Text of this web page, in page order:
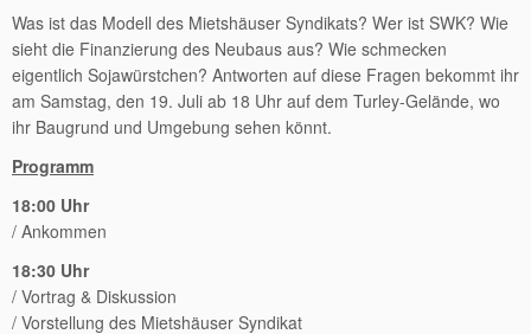
Was ist das Modell des Mietshäuser Syndikats? Wer ist SWK? Wie
sieht die Finanzierung des Neubaus aus? Wie schmecken
eigentlich Sojawürstchen? Antworten auf diese Fragen bekommt ihr
am Samstag, den 19. Juli ab 18 Uhr auf dem Turley-Gelände, wo
ihr Baugrund und Umgebung sehen könnt.
Programm
18:00 Uhr
/ Ankommen
18:30 Uhr
/ Vortrag & Diskussion
/ Vorstellung des Mietshäuser Syndikat